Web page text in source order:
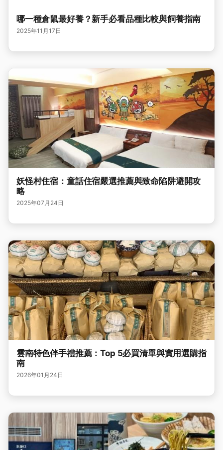
哪一種倉鼠最好養？新手必看品種比較與飼養指南
2025年11月17日
妖怪村住宿：童話住宿嚴選推薦與致命陷阱避開攻
略
2025年07月24日
雲南特色伴手禮推薦：Top 5必買清單與實用選購指
南
2026年01月24日